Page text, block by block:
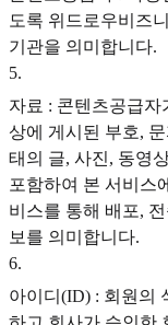
도록 위드로우비즈
기관을 의미합니다.
5.
자료 : 콘텐츠공급
상에 게시된 부호,
태의 글, 사진, 동영
포함하여 본 서비스
비스를 통해 배포,
보를 의미합니다.
6.
아이디(ID) : 회원의